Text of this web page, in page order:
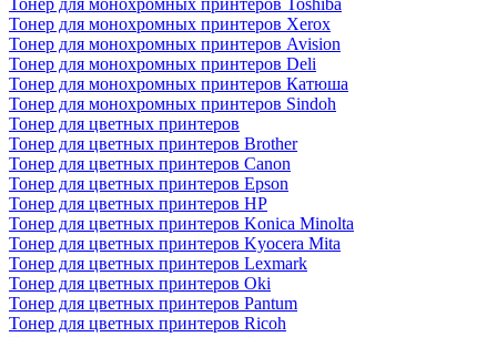
Тонер для монохромных принтеров Toshiba
Тонер для монохромных принтеров Xerox
Тонер для монохромных принтеров Avision
Тонер для монохромных принтеров Deli
Тонер для монохромных принтеров Катюша
Тонер для монохромных принтеров Sindoh
Тонер для цветных принтеров
Тонер для цветных принтеров Brother
Тонер для цветных принтеров Canon
Тонер для цветных принтеров Epson
Тонер для цветных принтеров HP
Тонер для цветных принтеров Konica Minolta
Тонер для цветных принтеров Kyocera Mita
Тонер для цветных принтеров Lexmark
Тонер для цветных принтеров Oki
Тонер для цветных принтеров Pantum
Тонер для цветных принтеров Ricoh